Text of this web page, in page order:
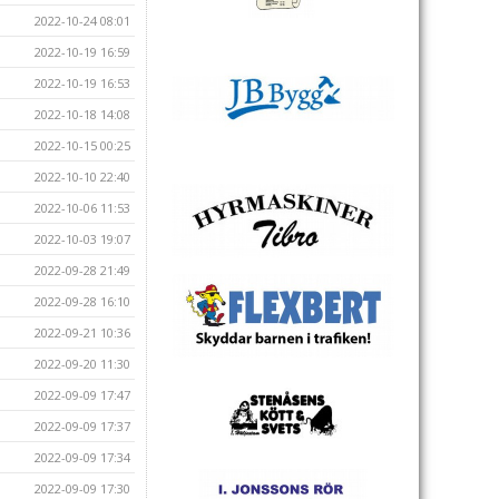
2022-10-24 08:01
2022-10-19 16:59
2022-10-19 16:53
2022-10-18 14:08
2022-10-15 00:25
2022-10-10 22:40
2022-10-06 11:53
2022-10-03 19:07
2022-09-28 21:49
2022-09-28 16:10
2022-09-21 10:36
2022-09-20 11:30
2022-09-09 17:47
2022-09-09 17:37
2022-09-09 17:34
2022-09-09 17:30